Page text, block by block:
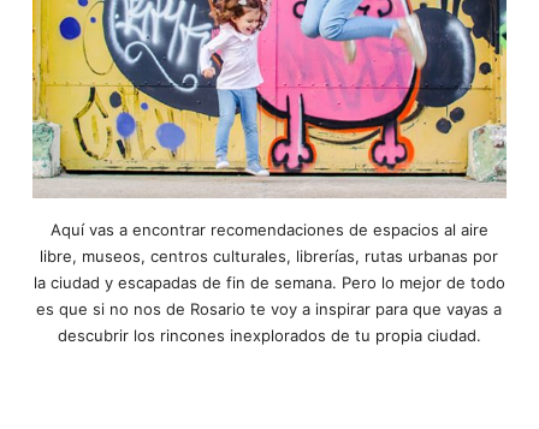
Aquí vas a encontrar recomendaciones de espacios al aire
libre, museos, centros culturales, librerías, rutas urbanas por
la ciudad y escapadas de fin de semana. Pero lo mejor de todo
es que si no nos de Rosario te voy a inspirar para que vayas a
descubrir los rincones inexplorados de tu propia ciudad.